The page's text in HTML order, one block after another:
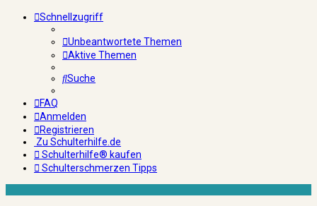
Schnellzugriff
Unbeantwortete Themen
Aktive Themen
Suche
FAQ
Anmelden
Registrieren
Zu Schulterhilfe.de
Schulterhilfe® kaufen
Schulterschmerzen Tipps